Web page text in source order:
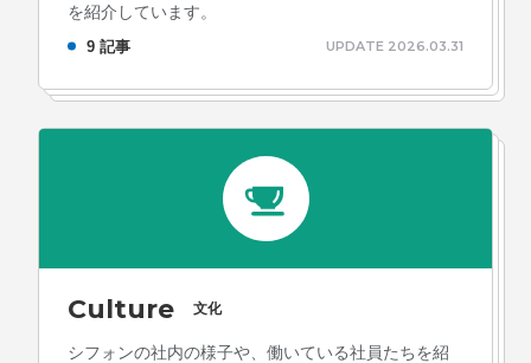
を紹介しています。
9 記事 UPDATE 2026.03.31
Culture 文化
シフォンの社内の様子や、働いている社員たちを紹